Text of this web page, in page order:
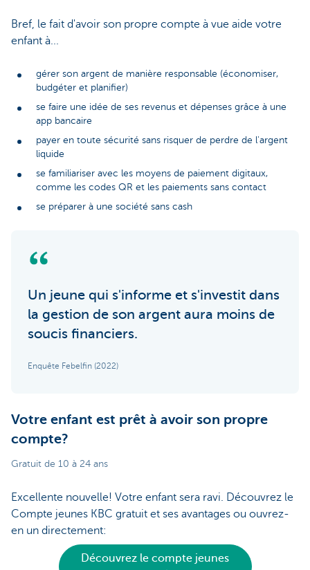
Bref, le fait d'avoir son propre compte à vue aide votre
enfant à...
gérer son argent de manière responsable (économiser,
budgéter et planifier)
se faire une idée de ses revenus et dépenses grâce à une
app bancaire
payer en toute sécurité sans risquer de perdre de l'argent
liquide
se familiariser avec les moyens de paiement digitaux,
comme les codes QR et les paiements sans contact
se préparer à une société sans cash
Un jeune qui s'informe et s'investit dans
la gestion de son argent aura moins de
soucis financiers.
Enquête Febelfin (2022)
Votre enfant est prêt à avoir son propre
compte?
Gratuit de 10 à 24 ans
Excellente nouvelle! Votre enfant sera ravi. Découvrez le
Compte jeunes KBC gratuit et ses avantages ou ouvrez-
en un directement:
Découvrez le compte jeunes